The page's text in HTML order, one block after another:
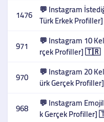
1476 💬 Instagram
Türk Erkek
971 💬 Instagram 10
rçek Profiller] 🇹🇷
970 💬 Instagram 20
ürk Gerçek
968 💬 Instagram
k Gerçek